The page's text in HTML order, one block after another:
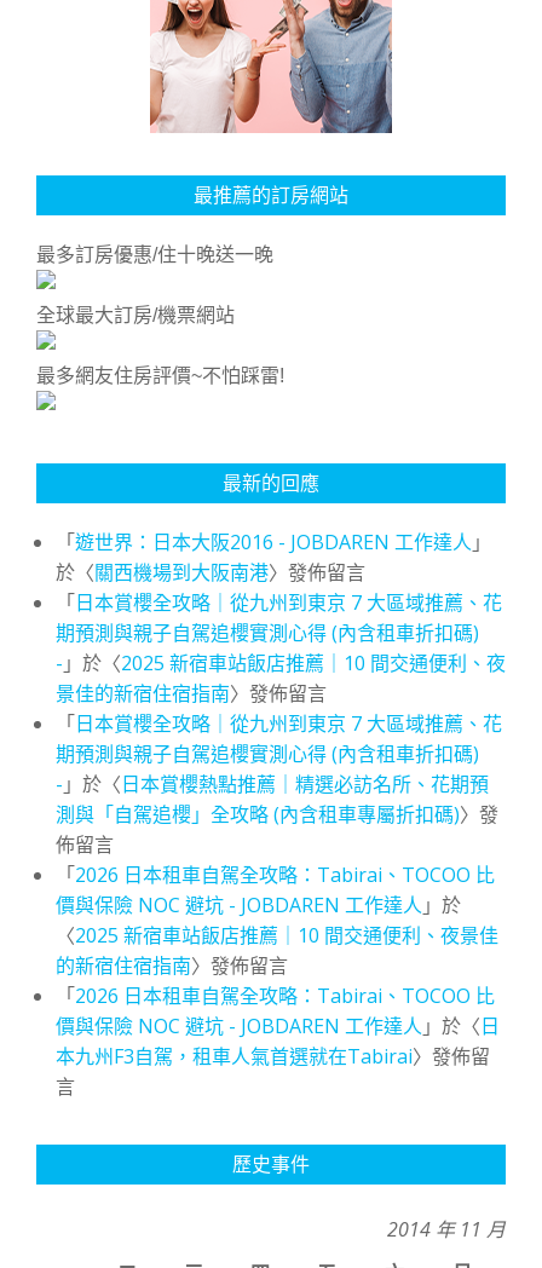
最推薦的訂房網站
最多訂房優惠/住十晚送一晚
全球最大訂房/機票網站
最多網友住房評價~不怕踩雷!
最新的回應
「遊世界：日本大阪2016 - JOBDAREN 工作達人 」
於〈關西機場到大阪南港〉發佈留言
「日本賞櫻全攻略｜從九州到東京 7 大區域推薦、花
期預測與親子自駕追櫻實測心得 (內含租車折扣碼)
- 」於〈2025 新宿車站飯店推薦｜10 間交通便利、夜
景佳的新宿住宿指南〉發佈留言
「日本賞櫻全攻略｜從九州到東京 7 大區域推薦、花
期預測與親子自駕追櫻實測心得 (內含租車折扣碼)
- 」於〈日本賞櫻熱點推薦｜精選必訪名所、花期預
測與「自駕追櫻」全攻略 (內含租車專屬折扣碼)〉發
佈留言
「2026 日本租車自駕全攻略：Tabirai、TOCOO 比
價與保險 NOC 避坑 - JOBDAREN 工作達人 」於
〈2025 新宿車站飯店推薦｜10 間交通便利、夜景佳
的新宿住宿指南〉發佈留言
「2026 日本租車自駕全攻略：Tabirai、TOCOO 比
價與保險 NOC 避坑 - JOBDAREN 工作達人 」於〈日
本九州F3自駕，租車人氣首選就在Tabirai〉發佈留
言
歷史事件
2014 年 11 月